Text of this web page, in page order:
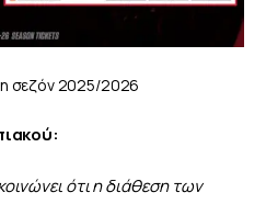
σεζόν 2025/2026
ότι η διάθεση των